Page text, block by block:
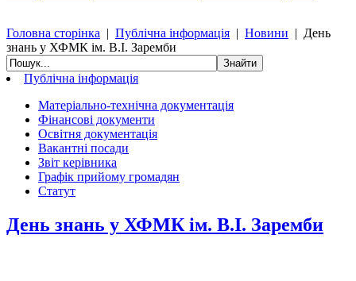
Головна сторінка | Публічна інформація | Новини | День
знань у ХФМК ім. В.І. Заремби
Публічна інформація
Матеріально-технічна документація
Фінансові документи
Освітня документація
Вакантні посади
Звіт керівника
Графік прийому громадян
Статут
День знань у ХФМК ім. В.І. Заремби